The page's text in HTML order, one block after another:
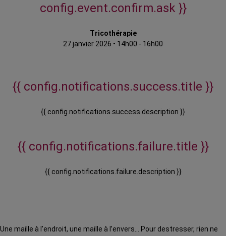
config.event.confirm.ask }}
Tricothérapie
27 janvier 2026 • 14h00 - 16h00
{{ config.notifications.success.title }}
{{ config.notifications.success.description }}
{{ config.notifications.failure.title }}
{{ config.notifications.failure.description }}
Une maille à l’endroit, une maille à l’envers… Pour destresser, rien ne